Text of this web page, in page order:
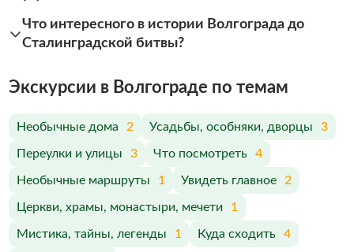
Что интересного в истории Волгограда до
Сталинградской битвы?
Экскурсии в Волгограде по темам
Необычные дома 2 Усадьбы, особняки, дворцы 3
Переулки и улицы 3 Что посмотреть 4
Необычные маршруты 1 Увидеть главное 2
Церкви, храмы, монастыри, мечети 1
Мистика, тайны, легенды 1 Куда сходить 4